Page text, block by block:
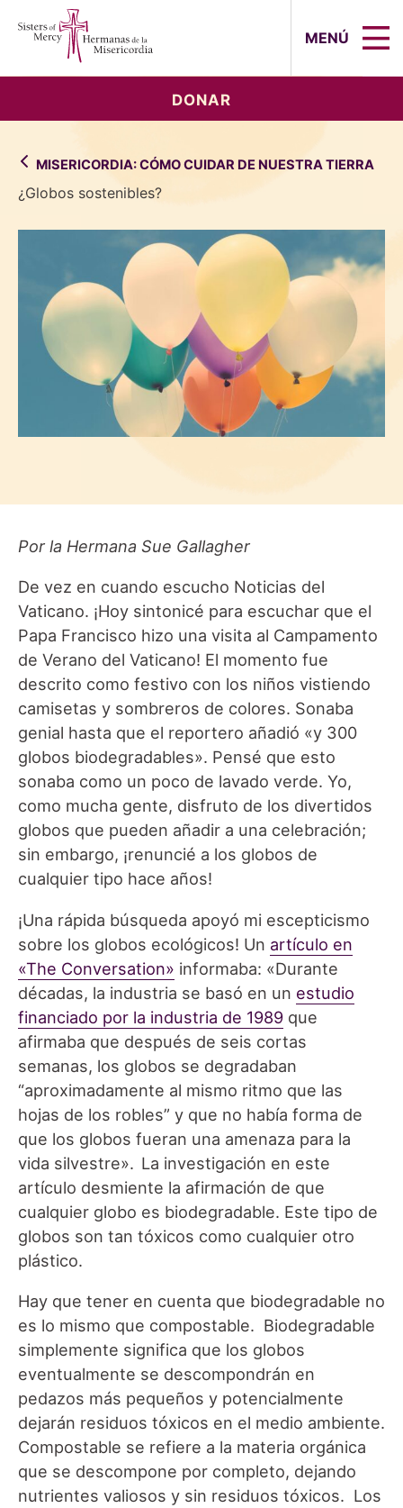
MENÚ
DONAR
MISERICORDIA: CÓMO CUIDAR DE NUESTRA TIERRA
¿Globos sostenibles?
Por la Hermana Sue Gallagher
De vez en cuando escucho Noticias del
Vaticano. ¡Hoy sintonicé para escuchar que el
Papa Francisco hizo una visita al Campamento
de Verano del Vaticano! El momento fue
descrito como festivo con los niños vistiendo
camisetas y sombreros de colores. Sonaba
genial hasta que el reportero añadió «y 300
globos biodegradables». Pensé que esto
sonaba como un poco de lavado verde. Yo,
como mucha gente, disfruto de los divertidos
globos que pueden añadir a una celebración;
sin embargo, ¡renuncié a los globos de
cualquier tipo hace años!
¡Una rápida búsqueda apoyó mi escepticismo
sobre los globos ecológicos! Un artículo en
«The Conversation» informaba: «Durante
décadas, la industria se basó en un estudio
financiado por la industria de 1989 que
afirmaba que después de seis cortas
semanas, los globos se degradaban
“aproximadamente al mismo ritmo que las
hojas de los robles” y que no había forma de
que los globos fueran una amenaza para la
vida silvestre». La investigación en este
artículo desmiente la afirmación de que
cualquier globo es biodegradable. Este tipo de
globos son tan tóxicos como cualquier otro
plástico.
Hay que tener en cuenta que biodegradable no
es lo mismo que compostable. Biodegradable
simplemente significa que los globos
eventualmente se descompondrán en
pedazos más pequeños y potencialmente
dejarán residuos tóxicos en el medio ambiente.
Compostable se refiere a la materia orgánica
que se descompone por completo, dejando
nutrientes valiosos y sin residuos tóxicos. Los